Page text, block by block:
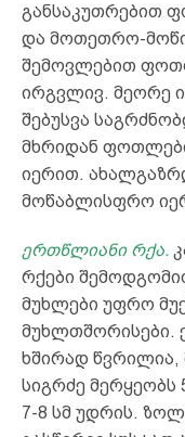
განსაკუთრებით
და მოთეთრო-
შემოვლებით
ირგვლივ. მეორე
შებუსვა
მხრიდან
იერით.
მოწაბლისფრო
ერთწლიანი რქა.
რქები
მუხლები უფრო
მუხლთშორისები.
ხშირად წვრილია,
სიგრძე მერყეობს
7-8 სმ უდრის.